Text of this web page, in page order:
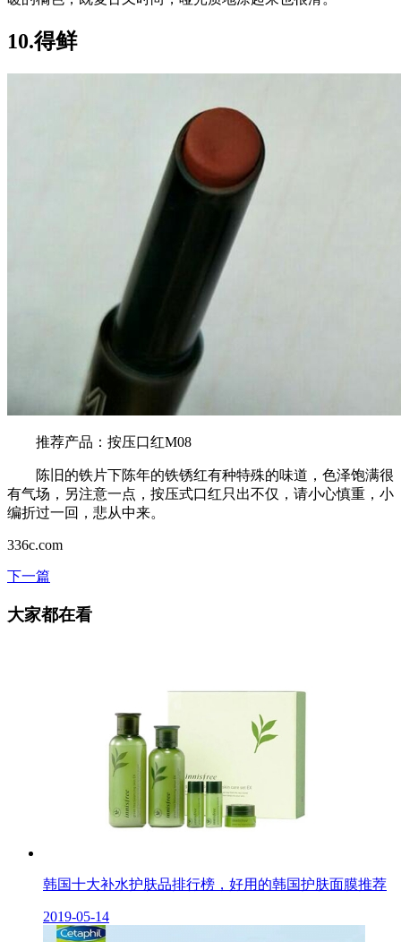
10.得鲜
推荐产品：按压口红M08
陈旧的铁片下陈年的铁锈红有种特殊的味道，色泽饱满很
有气场，另注意一点，按压式口红只出不仅，请小心慎重，小
编折过一回，悲从中来。
336c.com
下一篇
大家都在看
韩国十大补水护肤品排行榜，好用的韩国护肤面膜推荐
2019-05-14